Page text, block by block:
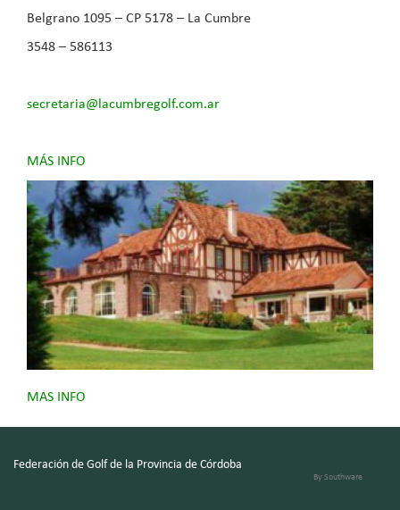
Belgrano 1095 – CP 5178 – La Cumbre
3548 – 586113
secretaria@lacumbregolf.com.ar
MÁS INFO
MAS INFO
Federación de Golf de la Provincia de Córdoba
By Southware